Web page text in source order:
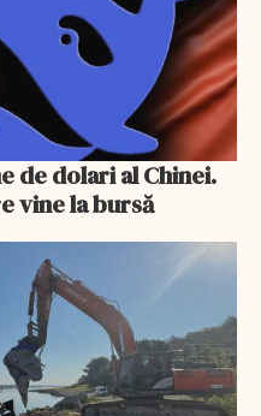
de dolari al Chinei.
vine la bursă